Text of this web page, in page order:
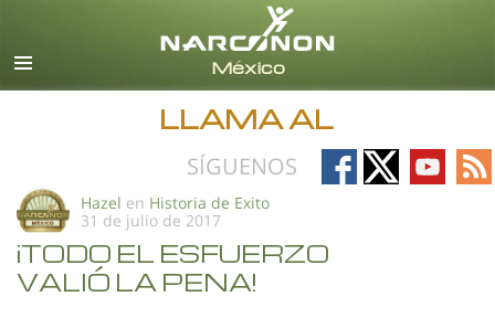
Español
Todas las Regiones/Idiomas
LLAMA AL
SÍGUENOS
Follow
on
Follow
on
Follow
on
on
Hazel en Historia de Exito
31 de julio de 2017
¡TODO EL ESFUERZO
VALIÓ LA PENA!